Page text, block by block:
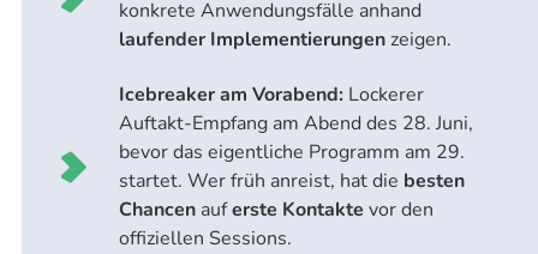
konkrete Anwendungsfälle anhand
laufender Implementierungenzeigen.
Icebreaker am Vorabend:Lockerer
Auftakt-Empfang am Abend des 28. Juni,
bevor das eigentliche Programm am 29.
startet. Wer früh anreist, hat die besten
Chancenauferste Kontakte vor den
offiziellen Sessions.